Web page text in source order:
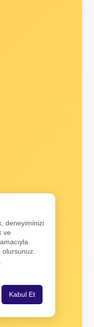
deneyiminizi
ve
olursunuz.
Kabul Et